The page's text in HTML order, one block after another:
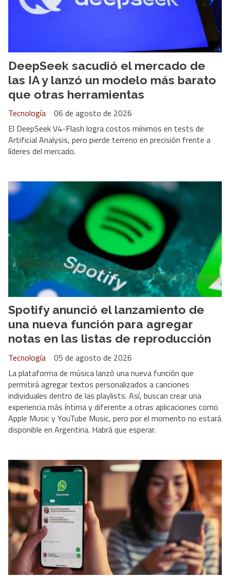
DeepSeek sacudió el mercado de
las IA y lanzó un modelo más barato
que otras herramientas
Tecnología
06 de agosto de 2026
El DeepSeek V4-Flash logra costos mínimos en tests de
Artificial Analysis, pero pierde terreno en precisión frente a
líderes del mercado.
Spotify anunció el lanzamiento de
una nueva función para agregar
notas en las listas de reproducción
Tecnología
05 de agosto de 2026
La plataforma de música lanzó una nueva función que
permitirá agregar textos personalizados a canciones
individuales dentro de las playlists. Así, buscan crear una
experiencia más íntima y diferente a otras aplicaciones como
Apple Music y YouTube Music, pero por el momento no estará
disponible en Argentina. Habrá que esperar.